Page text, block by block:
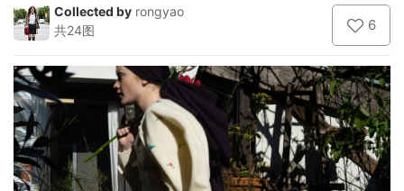
Collected by rongyao
共24图
6